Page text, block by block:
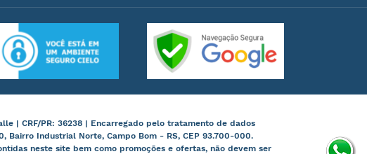
| CRF/PR: 36238 | Encarregado pelo tratamento de dados
Bairro Industrial Norte, Campo Bom - RS, CEP 93.700-000.
neste site bem como promoções e ofertas, não devem ser